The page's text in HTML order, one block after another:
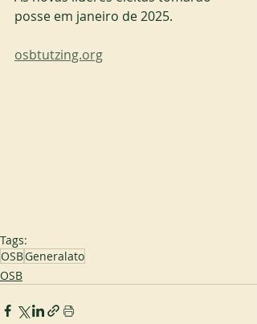
posse em janeiro de 2025.
osbtutzing.org
Tags:
OSBGeneralato
OSB